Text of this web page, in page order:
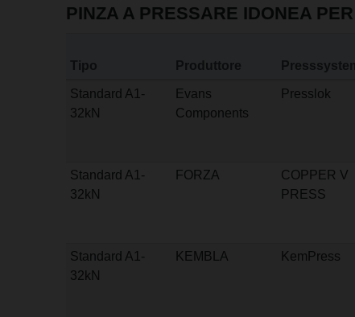
PINZA A PRESSARE IDONEA
Tipo Produttore
Standard A1-
32kN
Evans
Components
Presslok
Standard A1-
32kN
FORZA
COPPER V
PRESS
Standard A1-
32kN
KEMBLA KemPress